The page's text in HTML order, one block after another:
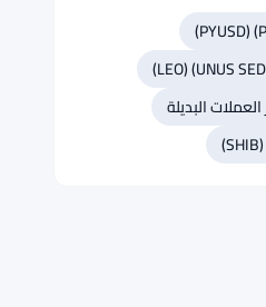
العملات البديلة